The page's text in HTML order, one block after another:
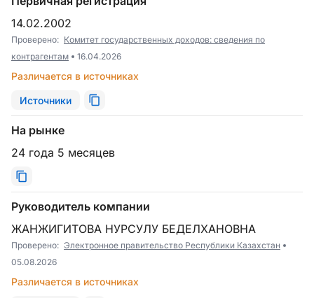
14.02.2002
Проверено: Комитет государственных доходов: сведения по
контрагентам
16.04.2026
Различается в источниках
Источники
На рынке
24 года 5 месяцев
Руководитель компании
ЖАНЖИГИТОВА НУРСУЛУ БЕДЕЛХАНОВНА
Проверено: Электронное правительство Республики Казахстан
05.08.2026
Различается в источниках